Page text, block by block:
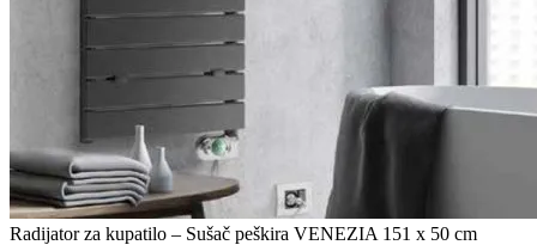
Radijator za kupatilo – Sušač peškira VENEZIA 151 x 50 cm